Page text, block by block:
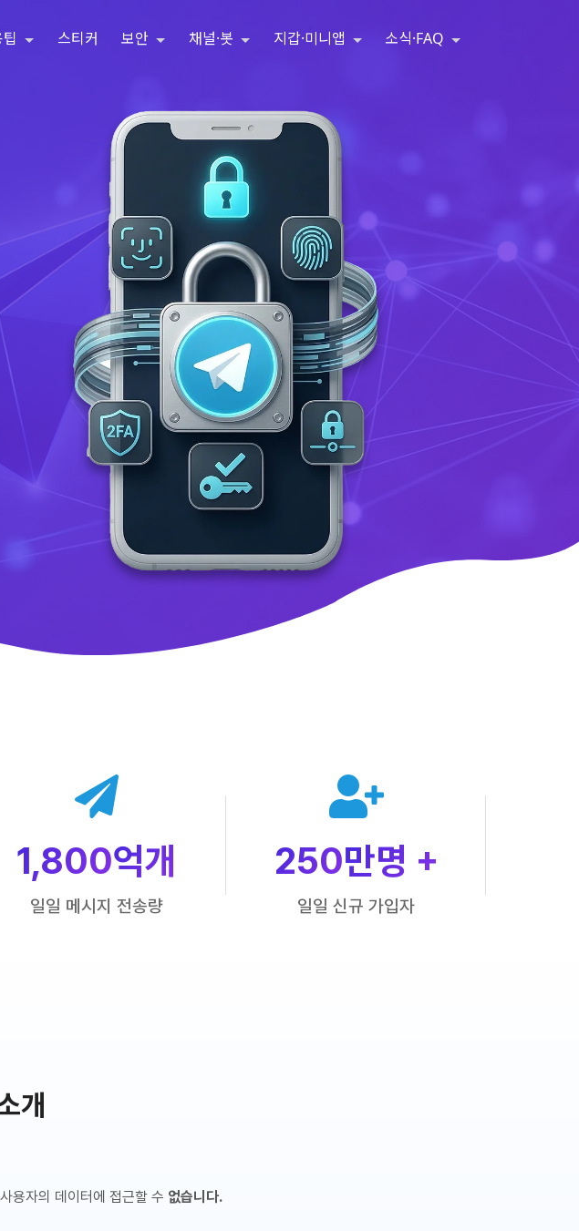
스티커 보안 채널·봇 지갑·미니앱 소식·FAQ
1,800억개
일일 메시지 전송량
250만명 +
일일 신규 가입자
개
용자의 데이터에 접근할 수 없습니다.